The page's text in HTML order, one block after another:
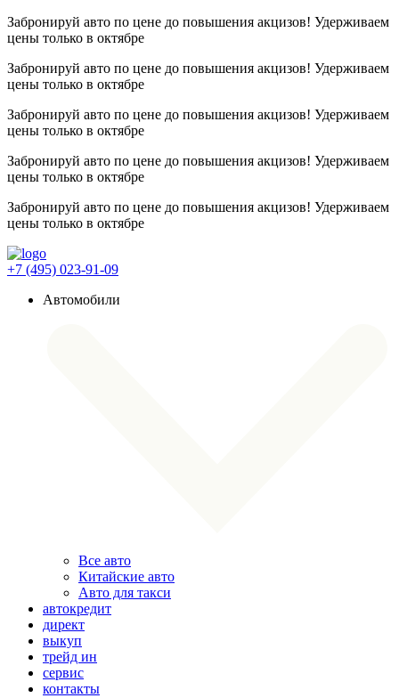
Забронируй авто по цене до повышения акцизов! Удерживаем
цены только в октябре
Забронируй авто по цене до повышения акцизов! Удерживаем
цены только в октябре
Забронируй авто по цене до повышения акцизов! Удерживаем
цены только в октябре
Забронируй авто по цене до повышения акцизов! Удерживаем
цены только в октябре
Забронируй авто по цене до повышения акцизов! Удерживаем
цены только в октябре
+7 (495) 023-91-09
Автомобили
Все авто
Китайские авто
Авто для такси
автокредит
директ
выкуп
трейд ин
сервис
контакты